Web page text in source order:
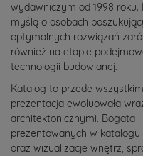
wydawniczym od 1998
myślą o osobach
optymalnych rozwiązań
również na etapie
technologii budowlanej.
Katalog to przede
prezentacja ewoluowała
architektonicznymi. Bogata
prezentowanych w katalogu
oraz wizualizacje wnętrz,